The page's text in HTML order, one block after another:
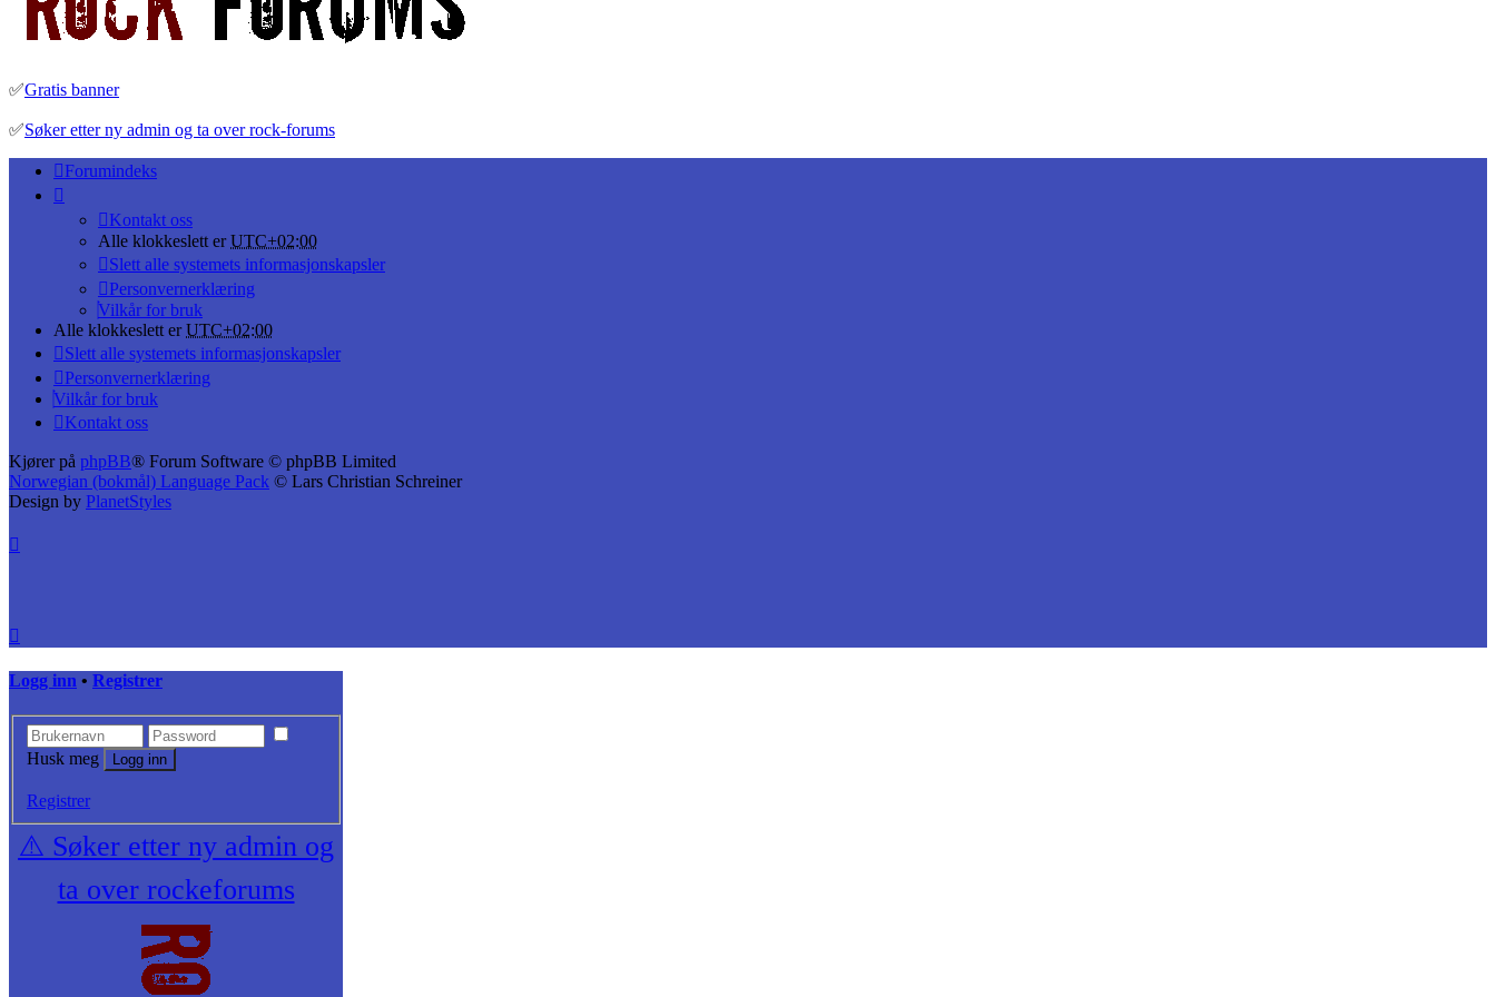
✅Gratis banner
✅Søker etter ny admin og ta over rock-forums
Forumindeks
Kontakt oss
Alle klokkeslett erUTC+02:00
Slett alle systemets informasjonskapsler
Personvernerklæring
Vilkår for bruk
Alle klokkeslett erUTC+02:00
Slett alle systemets informasjonskapsler
Personvernerklæring
Vilkår for bruk
Kontakt oss
Kjører på phpBB® Forum Software © phpBB Limited
Norwegian (bokmål) Language Pack © Lars Christian Schreiner
Design by PlanetStyles
Logg inn • Registrer
Husk meg
Registrer
⚠️ Søker etter ny admin og
ta over rockeforums